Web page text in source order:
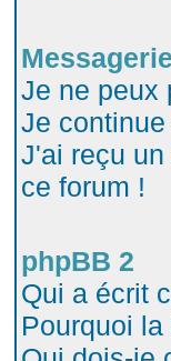
Je ne peux
Je
J'ai reçu
ce forum !
phpBB 2
Qui a écrit
Pourquoi